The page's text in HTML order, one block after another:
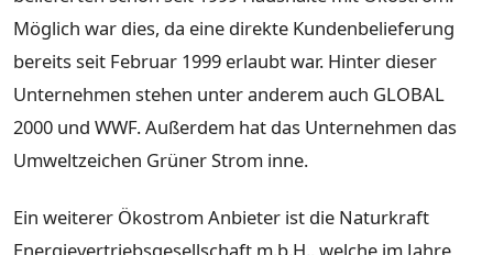
Möglich war dies, da eine direkte Kundenbelieferung
bereits seit Februar 1999 erlaubt war. Hinter dieser
Unternehmen stehen unter anderem auch GLOBAL
2000 und WWF. Außerdem hat das Unternehmen das
Umweltzeichen Grüner Strom inne.
Ein weiterer Ökostrom Anbieter ist die Naturkraft